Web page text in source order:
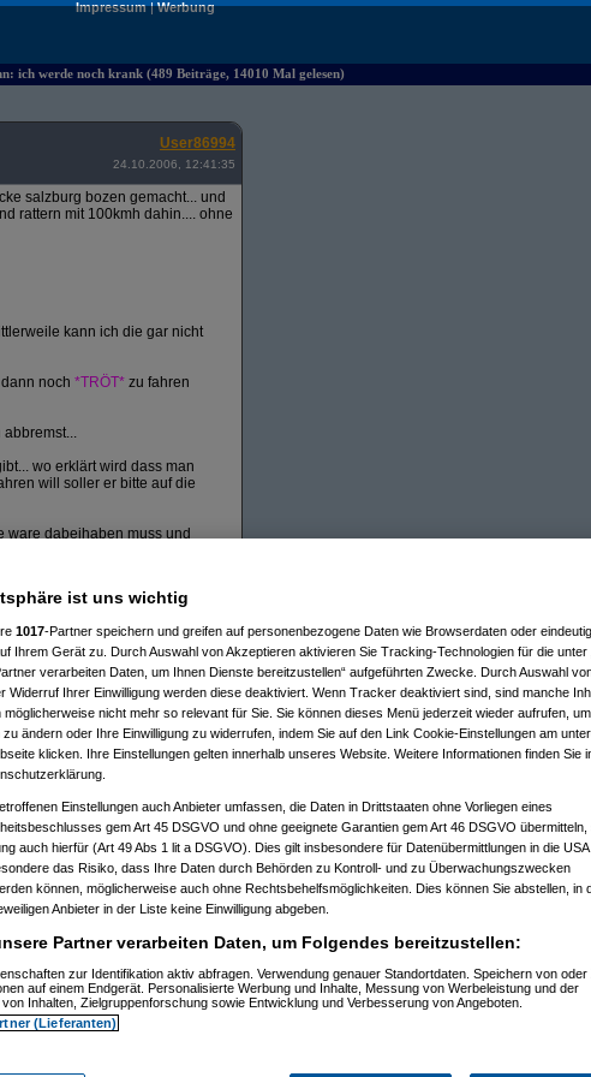
Impressum|Werbung
ich werde noch krank (489 Beiträge, 14010 Mal gelesen)
User86994
24.10.2006, 12:41:35
salzburg bozen gemacht... und
rattern mit 100kmh dahin.... ohne
kann ich die gar nicht
noch *TRÖT* zu fahren
wo erklärt wird dass man
will soller er bitte auf die
ware dabeihaben muss und
wegen einigen vollid***en zu
fahren kann, also mich enifach
eine selbsthilfegruppe
yangel am 24.10.2006, 12:50:53)
Capri-Sonne
am 24.10.2006, 12:51:30)
(Maraxam 24.10.2006, 12:52:21)
(Capri-Sonneam 24.10.2006, 12:54:53)
(User86994am 24.10.2006, 12:55:55)
bond007am 24.10.2006, 13:02:36)
yangel
am 24.10.2006, 13:03:52)
Oliver_nur echt mit 2 Kastratern und Daisy!am 24.10.2006, 13:04:44)
swaDDyam 24.10.2006, 13:05:01)
(User86994am 24.10.2006, 13:05:01)
ist uns wichtig
1017-Partner speichern und greifen auf personenbezogene Daten wie Browserdaten oder
Ihrem Gerät zu. Durch Auswahl von Akzeptieren aktivieren Sie Tracking-Technologien für die unter
verarbeiten Daten, um Ihnen Dienste bereitzustellen“ aufgeführten Zwecke. Durch Auswahl
Widerruf Ihrer Einwilligung werden diese deaktiviert. Wenn Tracker deaktiviert sind, sind manche
möglicherweise nicht mehr so relevant für Sie. Sie können dieses Menü jederzeit wieder aufrufen,
zu ändern oder Ihre Einwilligung zu widerrufen, indem Sie auf den Link Cookie-Einstellungen am
klicken. Ihre Einstellungen gelten innerhalb unseres Website. Weitere Informationen finden Sie
Einstellungen auch Anbieter umfassen, die Daten in Drittstaaten ohne Vorliegen eines
gem Art 45 DSGVO und ohne geeignete Garantien gem Art 46 DSGVO übermitteln,
auch hierfür (Art 49 Abs 1 lit a DSGVO). Dies gilt insbesondere für Datenübermittlungen in die
das Risiko, dass Ihre Daten durch Behörden zu Kontroll- und zu Überwachungszwecken
können, möglicherweise auch ohne Rechtsbehelfsmöglichkeiten. Dies können Sie abstellen, in
Anbieter in der Liste keine Einwilligung abgeben.
Partner verarbeiten Daten, um Folgendes bereitzustellen:
zur Identifikation aktiv abfragen. Verwendung genauer Standortdaten. Speichern von oder
auf einem Endgerät. Personalisierte Werbung und Inhalte, Messung von Werbeleistung und der
Inhalten, Zielgruppenforschung sowie Entwicklung und Verbesserung von Angeboten.
(Lieferanten)